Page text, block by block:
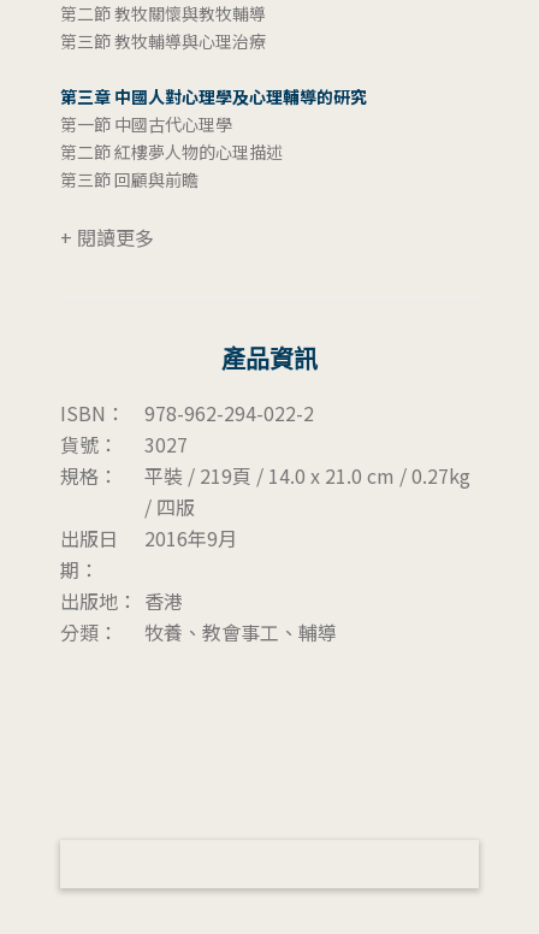
第二節 教牧關懷與教牧輔導
第三節 教牧輔導與心理治療
第三章 中國人對心理學及心理輔導的研究
第一節 中國古代心理學
第二節 紅樓夢人物的心理描述
第三節 回顧與前瞻
+ 閱讀更多
產品資訊
ISBN：
978-962-294-022-2
貨號：
3027
規格：
平裝 / 219頁 / 14.0 x 21.0 cm / 0.27kg
/ 四版
出版日
期：
2016年9月
出版地： 香港
分類：
牧養、教會事工、輔導